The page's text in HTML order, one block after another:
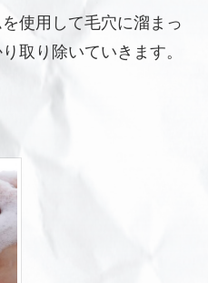
使用して毛穴に溜まっ
取り除いていきます。